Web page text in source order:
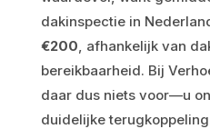
dakinspectie in
€200, afhankelijk van
bereikbaarheid. Bij
daar dus niets voor—u
duidelijke